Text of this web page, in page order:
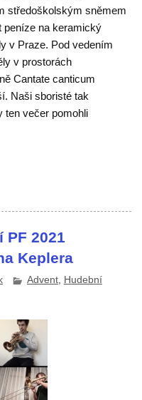
středoškolským sněmem
peníze na keramický
v Praze. Pod vedením
v prostorách
Cantate canticum
Naši sboristé tak
ten večer pomohli
2021
Keplera
Advent, Hudební